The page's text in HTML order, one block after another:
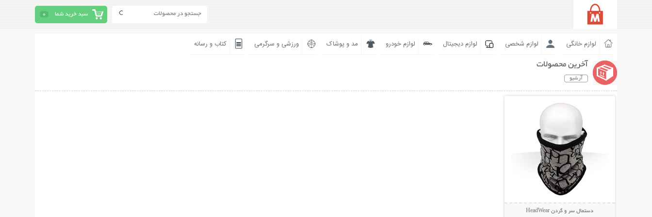
سبد خرید شما 0
لوازم خانگی لوازم شخصی لوازم دیجیتال لوازم خودرو مد و پوشاک ورزشی و سرگرمی کتاب و رسانه
آخرین محصولات
آرشیو
دستمال سر و گردن HeadWear